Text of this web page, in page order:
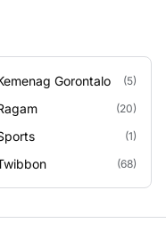
Gorontalo (5)
(20)
(1)
(68)